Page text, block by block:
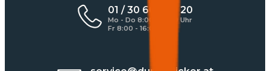
01 / 30 60 900 20
Mo - Do 8:00 - 17:00 Uhr
Fr 8:00 - 16:00 Uhr